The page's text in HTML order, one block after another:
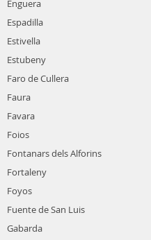
Enguera
Espadilla
Estivella
Estubeny
Faro de Cullera
Faura
Favara
Foios
Fontanars dels Alforins
Fortaleny
Foyos
Fuente de San Luis
Gabarda